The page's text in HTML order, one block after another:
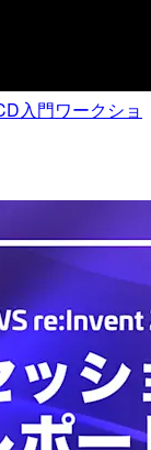
入門ワークショ